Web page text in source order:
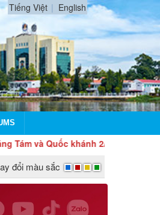
Tiếng Việt English
khánh 2/9
đổi màu sắc